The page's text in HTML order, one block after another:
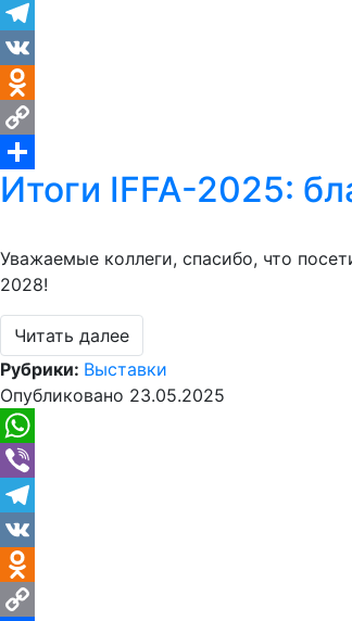
Viber
Telegram
VK
Odnoklassniki
Copy
Link
Отправить
Итоги IFFA-2025:
Уважаемые коллеги, спасибо, что
2028!
Читать далее
Рубрики: Выставки
Опубликовано 23.05.2025
WhatsApp
Viber
Telegram
VK
Odnoklassniki